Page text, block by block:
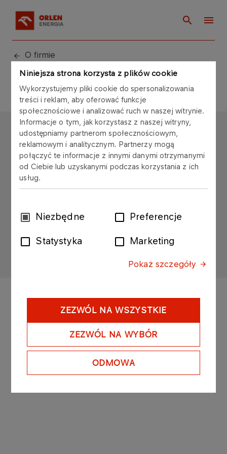
Niniejsza strona korzysta z plików cookie
Wykorzystujemy pliki cookie do spersonalizowania
treści i reklam, aby oferować funkcje
społecznościowe i analizować ruch w naszej witrynie.
Informacje o tym, jak korzystasz z naszej witryny,
udostępniamy partnerom społecznościowym,
reklamowym i analitycznym. Partnerzy mogą
połączyć te informacje z innymi danymi otrzymanymi
od Ciebie lub uzyskanymi podczas korzystania z ich
usług.
WybórNiezbędne Preferencje
Statystyka Marketing
Pokaż szczegóły
ZEZWÓL NA WSZYSTKIE
ZEZWÓL NA WYBÓR
ODMOWA
O firmie
ORLEN ENERGIA
Copyright © 2025
Wszystkie prawa zastrzeżone